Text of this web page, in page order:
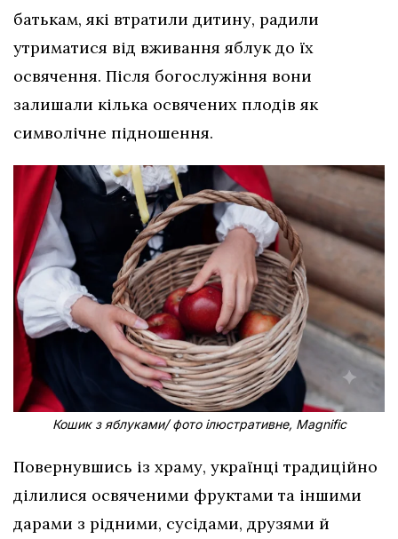
батькам, які втратили дитину, радили
утриматися від вживання яблук до їх
освячення. Після богослужіння вони
залишали кілька освячених плодів як
символічне підношення.
Кошик з яблуками/ фото ілюстративне, Magnific
Повернувшись із храму, українці традиційно
ділилися освяченими фруктами та іншими
дарами з рідними, сусідами, друзями й